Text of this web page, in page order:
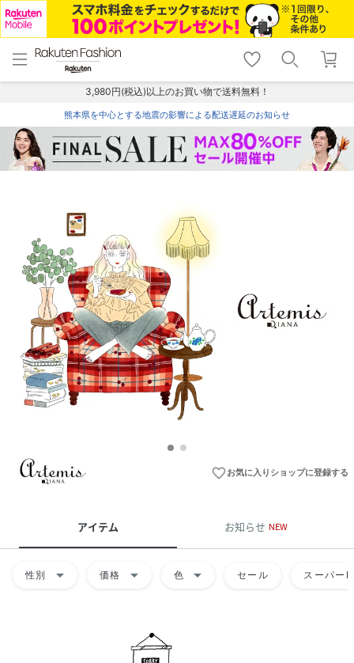
menu home
トップ
shopping_cart lock_outline
ログイン
3,980円(税込)以上のお買い物で送料無料！
熊本県を中心とする地震の影響による配送遅延のお知らせ
favorite_borderお気に入りショップに登録する
アイテム お知らせ NEW
性別 arrow_drop_down 価格 arrow_drop_down 色 arrow_drop_down セール スーパー